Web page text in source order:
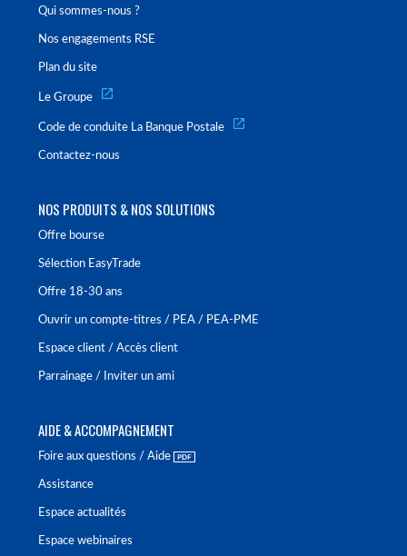
Qui sommes-nous ?
Nos engagements RSE
Plan du site
Le Groupe
Code de conduite La Banque Postale
Contactez-nous
NOS PRODUITS & NOS SOLUTIONS
Offre bourse
Sélection EasyTrade
Offre 18-30 ans
Ouvrir un compte-titres / PEA / PEA-PME
Espace client / Accès client
Parrainage / Inviter un ami
AIDE & ACCOMPAGNEMENT
Foire aux questions / Aide
Assistance
Espace actualités
Espace webinaires